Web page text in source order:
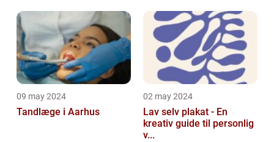
09 may 2024
Tandlæge i Aarhus
02 may 2024
Lav selv plakat - En
kreativ guide til personlig
v...